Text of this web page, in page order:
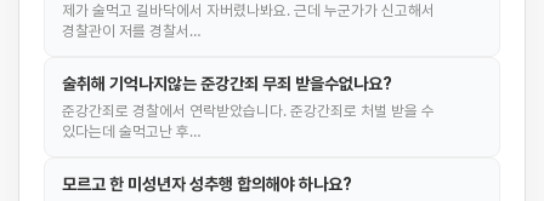
제가 술먹고 길바닥에서 자버렸나봐요. 근데 누군가가 신고해서
경찰관이 저를 경찰서…
술취해 기억나지않는 준강간죄 무죄 받을수없나요?
준강간죄로 경찰에서 연락받았습니다. 준강간죄로 처벌 받을 수
있다는데 술먹고난 후…
모르고 한 미성년자 성추행 합의해야 하나요?